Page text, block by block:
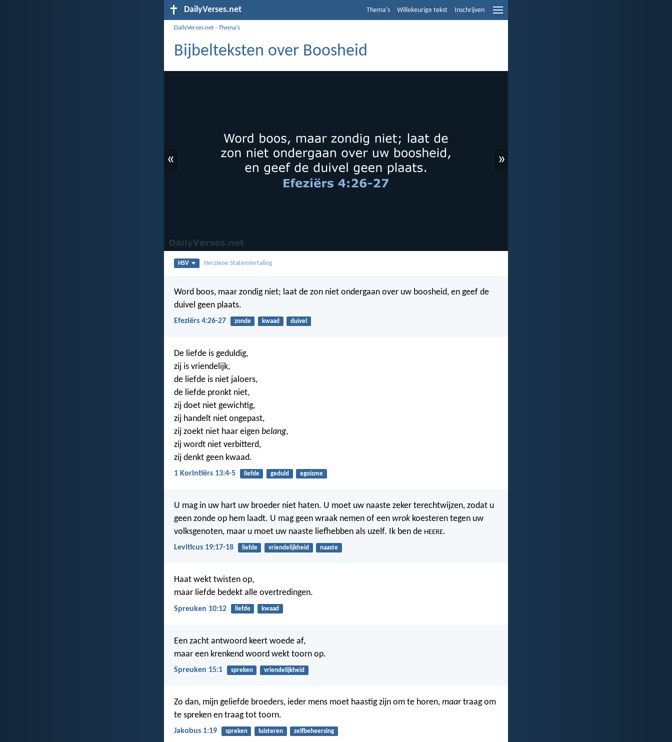
DailyVerses.net Thema's Willekeurige tekst Inschrijven
DailyVerses.net ›Thema's
Bijbelteksten over Boosheid
« »
HSV Herziene Statenvertaling
Word boos, maar zondig niet; laat de zon niet ondergaan over uw boosheid, en geef de
duivel geen plaats.
Efeziërs 4:26-27 zonde kwaad duivel
De liefde is geduldig,
zij is vriendelijk,
de liefde is niet jaloers,
de liefde pronkt niet,
zij doet niet gewichtig,
zij handelt niet ongepast,
zij zoekt niet haar eigen belang,
zij wordt niet verbitterd,
zij denkt geen kwaad.
1 Korintiërs 13:4-5 liefde geduld egoisme
U mag in uw hart uw broeder niet haten. U moet uw naaste zeker terechtwijzen, zodat u
geen zonde op hem laadt. U mag geen wraak nemen of een wrok koesteren tegen uw
volksgenoten, maar u moet uw naaste liefhebben als uzelf. Ik ben de HEERE.
Leviticus 19:17-18 liefde vriendelijkheid naaste
Haat wekt twisten op,
maar liefde bedekt alle overtredingen.
Spreuken 10:12 liefde kwaad
Een zacht antwoord keert woede af,
maar een krenkend woord wekt toorn op.
Spreuken 15:1 spreken vriendelijkheid
Zo dan, mijn geliefde broeders, ieder mens moet haastig zijn om te horen, maartraag om
te spreken en traag tot toorn.
Jakobus 1:19 spreken luisteren zelfbeheersing